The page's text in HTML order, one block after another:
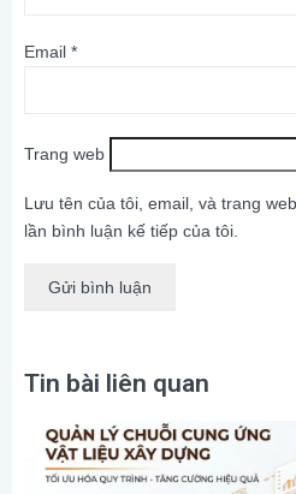
Email *
Trang web
Lưu tên của tôi, email, và trang
lần bình luận kế tiếp của tôi.
Tin bài liên quan